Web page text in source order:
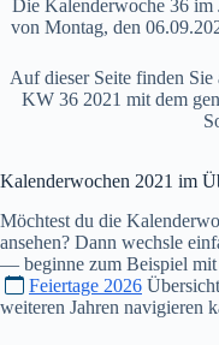
Die Kalenderwoche 36 im
von Montag, den
Auf dieser Seite finden
KW 36 2021 mit dem
Kalenderwochen 2021 im
Möchtest du die
ansehen? Dann wechsle
— beginne zum Beispiel
Feiertage 2026
weiteren Jahren navigieren